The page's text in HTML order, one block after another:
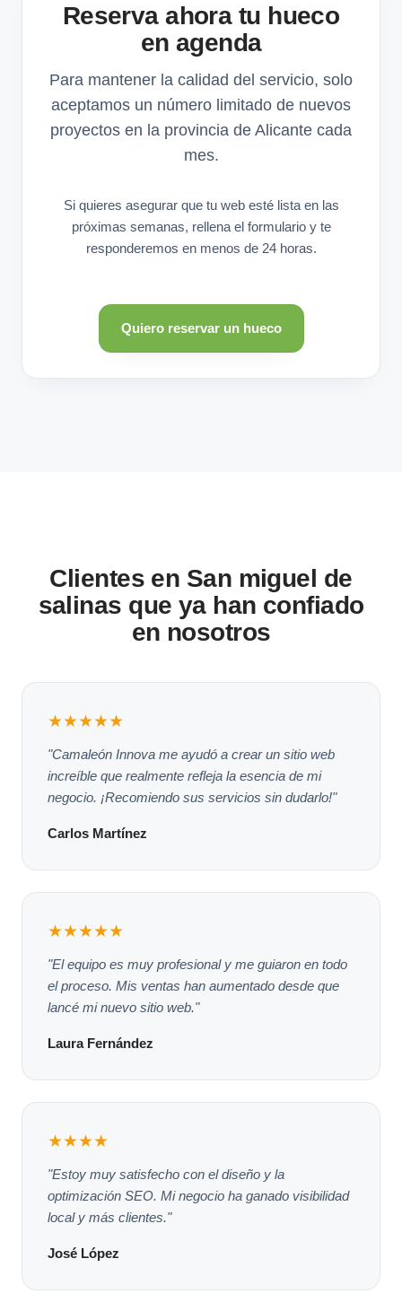
Reserva ahora tu hueco
en agenda
Para mantener la calidad del servicio, solo
aceptamos un número limitado de nuevos
proyectos en la provincia de Alicante cada
mes.
Si quieres asegurar que tu web esté lista en las
próximas semanas, rellena el formulario y te
responderemos en menos de 24 horas.
Quiero reservar un hueco
Clientes en San miguel de
salinas que ya han confiado
en nosotros
★★★★★
"Camaleón Innova me ayudó a crear un sitio web
increíble que realmente refleja la esencia de mi
negocio. ¡Recomiendo sus servicios sin dudarlo!"
Carlos Martínez
★★★★★
"El equipo es muy profesional y me guiaron en todo
el proceso. Mis ventas han aumentado desde que
lancé mi nuevo sitio web."
Laura Fernández
★★★★
"Estoy muy satisfecho con el diseño y la
optimización SEO. Mi negocio ha ganado visibilidad
local y más clientes."
José López